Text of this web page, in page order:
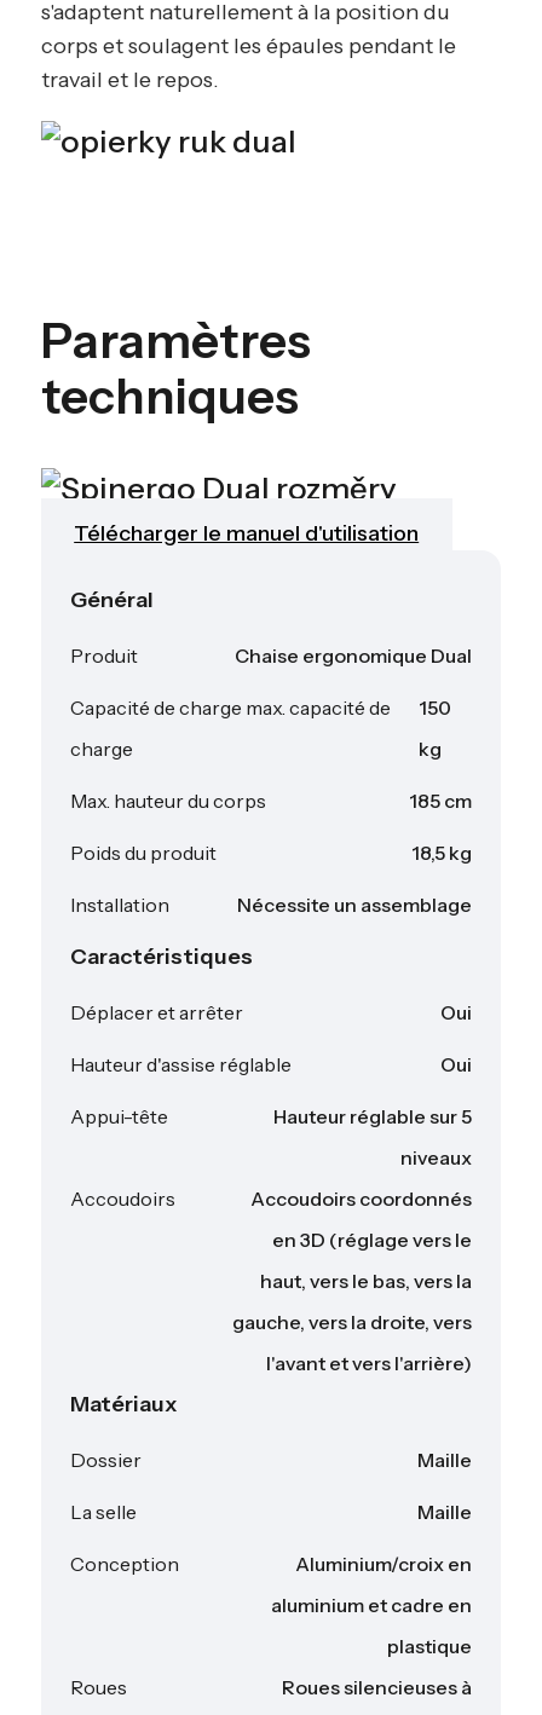
s'adaptent naturellement à la position du
corps et soulagent les épaules pendant le
travail et le repos.
Paramètres
techniques
Télécharger le manuel d'utilisation
Général
Produit Chaise ergonomique Dual
Capacité de charge max. capacité de
charge
150
kg
Max. hauteur du corps 185 cm
Poids du produit 18,5 kg
Installation Nécessite un assemblage
Caractéristiques
Déplacer et arrêter Oui
Hauteur d'assise réglable Oui
Appui-tête
Hauteur réglable sur 5
niveaux
Accoudoirs
Accoudoirs coordonnés
en 3D (réglage vers le
haut, vers le bas, vers la
gauche, vers la droite, vers
l'avant et vers l'arrière)
Matériaux
Dossier Maille
La selle Maille
Conception
Aluminium/croix en
aluminium et cadre en
plastique
Roues
Roues silencieuses à